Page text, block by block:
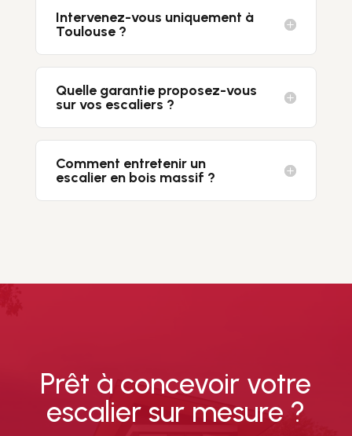
Intervenez-vous uniquement à
Toulouse ?
Quelle garantie proposez-vous
sur vos escaliers ?
Comment entretenir un
escalier en bois massif ?
Prêt à concevoir votre
escalier sur mesure ?